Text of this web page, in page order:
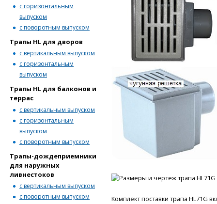
Комплект поставки трапа HL71G
с горизонтальным
выпуском
с поворотным выпуском
Трапы HL для дворов
с вертикальным выпуском
с горизонтальным
выпуском
Трапы HL для балконов и
террас
с вертикальным выпуском
с горизонтальным
выпуском
с поворотным выпуском
Трапы-дождеприемники
для наружных
ливнестоков
с вертикальным выпуском
с поворотным выпуском